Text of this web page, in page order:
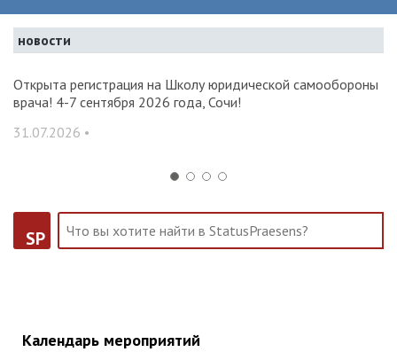
новости
Открыта регистрация на Школу юридической самообороны
врача! 4-7 сентября 2026 года, Сочи!
31.07.2026 •
SP
Календарь мероприятий